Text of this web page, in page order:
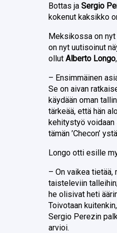
Bottas jaSergio
kokenut kaksikko
Meksikossa on
on nyt uutisoinut
ollut Alberto Longo
– Ensimmäinen
Se on aivan
käydään oman
tärkeää, että hän
kehitystyö voidaan
tämän ’Checon’
Longo otti esille
– On vaikea
taisteleviin
he olisivat heti
Toivotaan
Sergio Perezin
arvioi.